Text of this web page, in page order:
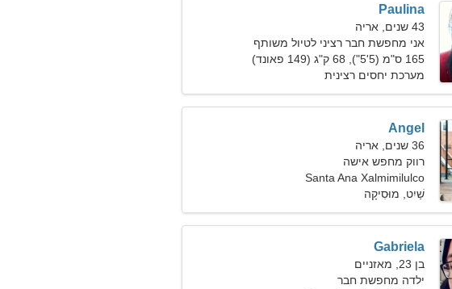
Paulina
43 שנים, אריה
אני מחפשת חבר רציני לטיול משותף
165 ס"מ (5'5"), 68 ק"ג (149 פאונד)
מערכת יחסים רצינית
Angel
36 שנים, אריה
רווק מחפש אישה
Santa Ana Xalmimilulco
שַׁיִט, מוּסִיקָה
Gabriela
בן 23, מאזניים
ילדה מחפשת חבר